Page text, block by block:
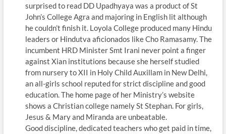
surprised to read DD Upadhyaya was a product of St
John’s College Agra and majoring in English lit although
he couldn’t finish it. Loyola College produced many Hindu
leaders or Hindutva aficionados like Cho Ramasamy. The
incumbent HRD Minister Smt Irani never point a finger
against Xian institutions because she herself studied
from nursery to XII in Holy Child Auxillam in New Delhi,
an all-girls school reputed for strict discipline and good
education. The home page of her Ministry’s website
shows a Christian college namely St Stephan. For girls,
Jesus & Mary and Miranda are unbeatable.
Good discipline, dedicated teachers who get paid in time,